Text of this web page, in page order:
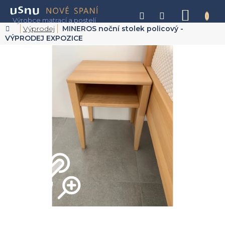
obsah
Domů
Výprodej
MINEROS noční stolek policový -
VÝPRODEJ EXPOZICE